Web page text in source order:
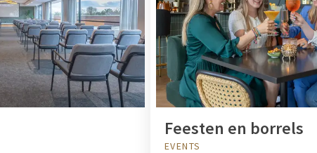
Feesten en borrels
EVENTS